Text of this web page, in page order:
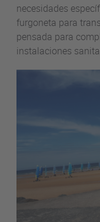
necesidades
furgoneta para
pensada para
instalaciones